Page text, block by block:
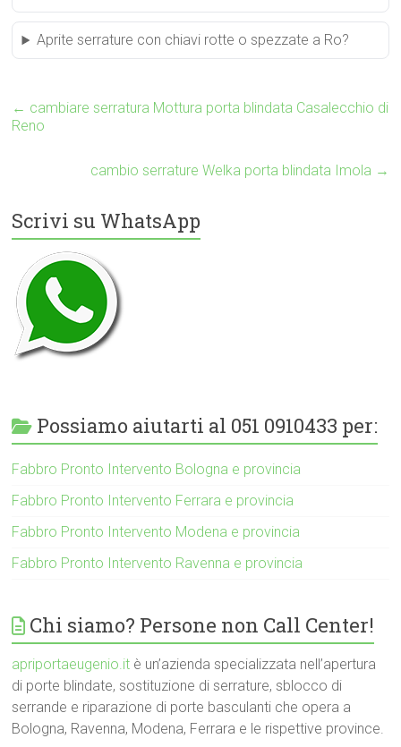
Aprite serrature con chiavi rotte o spezzate a Ro?
← cambiare serratura Mottura porta blindata Casalecchio di
Reno
cambio serrature Welka porta blindata Imola →
Scrivi su WhatsApp
Possiamo aiutarti al 051 0910433 per:
Fabbro Pronto Intervento Bologna e provincia
Fabbro Pronto Intervento Ferrara e provincia
Fabbro Pronto Intervento Modena e provincia
Fabbro Pronto Intervento Ravenna e provincia
Chi siamo? Persone non Call Center!
apriportaeugenio.it è un’azienda specializzata nell’apertura
di porte blindate, sostituzione di serrature, sblocco di
serrande e riparazione di porte basculanti che opera a
Bologna, Ravenna, Modena, Ferrara e le rispettive province.